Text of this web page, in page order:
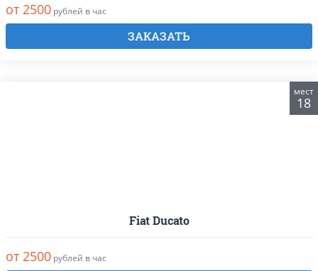
от 2500 рублей в час
ЗАКАЗАТЬ
мест
18
Fiat Ducato
от 2500 рублей в час